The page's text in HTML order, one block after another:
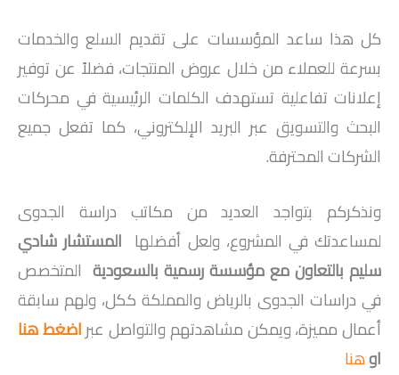
كل هذا ساعد المؤسسات على تقديم السلع والخدمات
بسرعة للعملاء من خلال عروض المنتجات، فضلاً عن توفير
إعلانات تفاعلية تستهدف الكلمات الرئيسية في محركات
البحث والتسويق عبر البريد الإلكتروني، كما تفعل جميع
الشركات المحترفة.
ونذكركم بتواجد العديد من مكاتب دراسة الجدوى
لمساعدتك في المشروع، ولعل أفضلها المستشار شادي
سليم بالتعاون مع مؤسسة رسمية بالسعودية المتخصص
في دراسات الجدوى بالرياض والمملكة ككل، ولهم سابقة
أعمال مميزة، ويمكن مشاهدتهم والتواصل عبراضغط هنا
اوهنا